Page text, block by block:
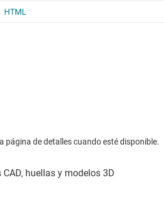
página de detalles cuando esté disponible.